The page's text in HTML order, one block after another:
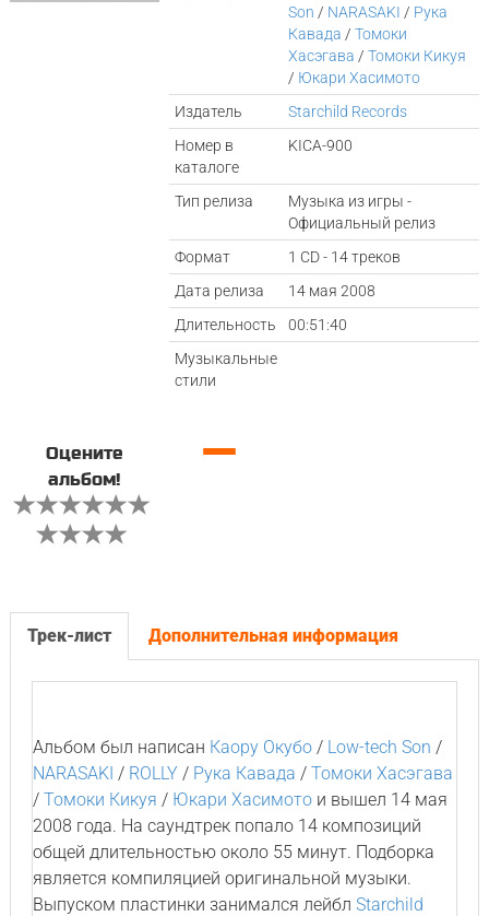
Son / NARASAKI / Рука
Кавада /Томоки
Хасэгава /Томоки Кикуя
/ Юкари Хасимото
Издатель
Starchild Records
Номер в
каталоге
KICA-900
Тип релиза
Музыка из игры -
Официальный релиз
Формат
1 CD - 14 треков
Дата релиза
14 мая 2008
Длительность
00:51:40
Музыкальные
стили
Оцените
альбом!
—
Трек-лист Дополнительная информация
Альбом был написан Каору Окубо/ Low-tech Son /
NARASAKI / ROLLY / Рука Кавада / Томоки Хасэгава
/ Томоки Кикуя / Юкари Хасимотои вышел 14 мая
2008 года. На саундтрек попало 14 композиций
общей длительностью около 55 минут. Подборка
является компиляцией оригинальной музыки.
Выпуском пластинки занимался лейбл Starchild